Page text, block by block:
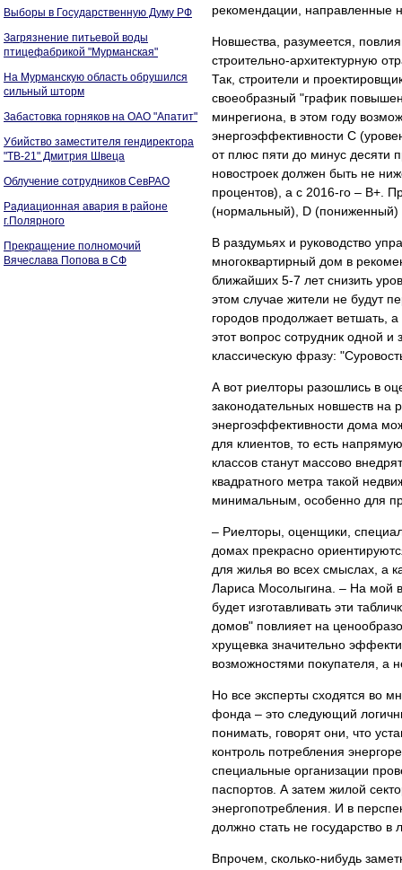
Выборы в Государственную Думу РФ
Загрязнение питьевой воды
птицефабрикой "Мурманская"
На Мурманскую область обрушился
сильный шторм
Забастовка горняков на ОАО "Апатит"
Убийство заместителя гендиректора
"ТВ-21" Дмитрия Швеца
Облучение сотрудников СевРАО
Радиационная авария в районе
г.Полярного
Прекращение полномочий
Вячеслава Попова в СФ
рекомендации, направленные
Новшества, разумеется,
строительно-архитектурную
Так, строители и
своеобразный "график
минрегиона, в этом году
энергоэффективности С
от плюс пяти до минус десяти
новостроек должен быть не
процентов), а с 2016-го – В+.
(нормальный), D (пониженный)
В раздумьях и руководство
многоквартирный дом в
ближайших 5-7 лет снизить
этом случае жители не будут
городов продолжает ветшать,
этот вопрос сотрудник одной
классическую фразу:
А вот риелторы разошлись в
законодательных новшеств на
энергоэффективности дома
для клиентов, то есть
классов станут массово
квадратного метра такой
минимальным, особенно для
– Риелторы, оценщики,
домах прекрасно
для жилья во всех смыслах, а
Лариса Мосолыгина. – На мой
будет изготавливать эти
домов" повлияет на
хрущевка значительно
возможностями покупателя, а
Но все эксперты сходятся во
фонда – это следующий
понимать, говорят они, что
контроль потребления
специальные организации
паспортов. А затем жилой
энергопотребления. И в
должно стать не государство
Впрочем, сколько-нибудь